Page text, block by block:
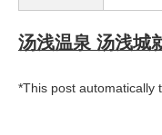
汤浅温泉 汤浅城
*This post automatically